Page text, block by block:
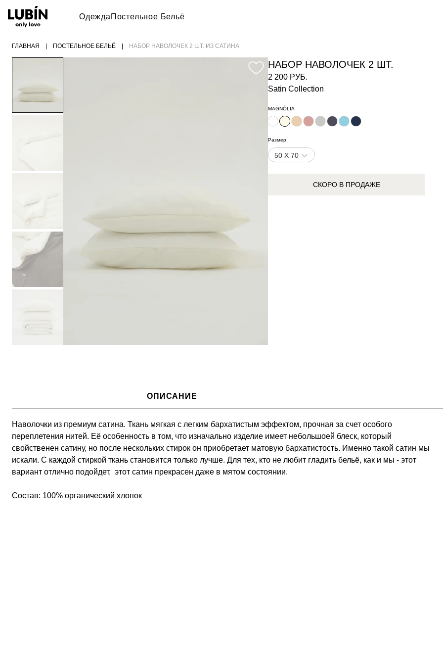
Одежда Постельное Бельё
ГЛАВНАЯ ПОСТЕЛЬНОЕ БЕЛЬЁ НАБОР НАВОЛОЧЕК 2 ШТ. ИЗ САТИНА
НАБОР НАВОЛОЧЕК 2 ШТ.
2 200 РУБ.
Satin Collection
MAGNÓLIA
Размер
50 X 70
СКОРО В ПРОДАЖЕ
ОПИСАНИЕ
Наволочки из премиум сатина. Ткань мягкая с легким бархатистым эффектом, прочная за счет особого
переплетения нитей. Её особенность в том, что изначально изделие имеет небольшоей блеск, который
свойственен сатину, но после нескольких стирок он приобретает матовую бархатистость. Именно такой сатин мы
искали. С каждой стиркой ткань становится только лучше. Для тех, кто не любит гладить бельё, как и мы - этот
вариант отлично подойдет,  этот сатин прекрасен даже в мятом состоянии.
Состав: 100% органический хлопок